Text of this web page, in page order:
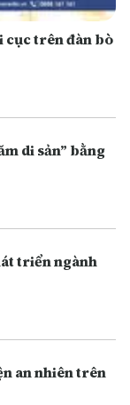
cục trên đàn bò
di sản” bằng
triển ngành
an nhiên trên